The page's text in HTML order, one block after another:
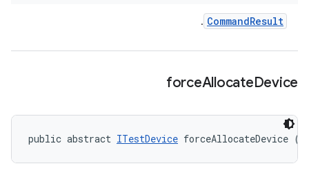
CommandResult
.
forceAllocateDevice
public abstract ITestDevice forceAllocateDevice